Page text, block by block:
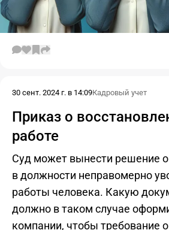
30 сент. 2024 г. в 14:09Кадровый учет
Приказ о
работе
Суд может вынести решение о
в должности неправомерно
работы человека. Какую
должно в таком случае
компании, чтобы требование